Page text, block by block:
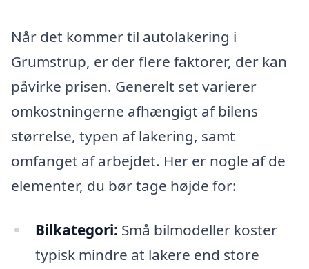
Når det kommer til autolakering i
Grumstrup, er der flere faktorer, der kan
påvirke prisen. Generelt set varierer
omkostningerne afhængigt af bilens
størrelse, typen af lakering, samt
omfanget af arbejdet. Her er nogle af de
elementer, du bør tage højde for:
Bilkategori: Små bilmodeller koster
typisk mindre at lakere end store